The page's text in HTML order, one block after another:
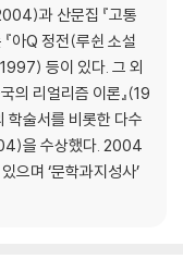
과 산문집 『고통
아Q 정전(루쉰 소설
등이 있다. 그 외
의 리얼리즘 이론』(19
학술서를 비롯한 다수
을 수상했다. 2004
으며 ‘문학과지성사’